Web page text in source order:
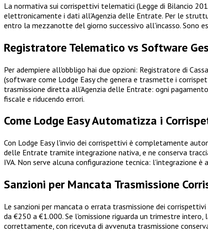
La normativa sui corrispettivi telematici (Legge di Bilancio
elettronicamente i dati all'Agenzia delle Entrate. Per le
entro la mezzanotte del giorno successivo all'incasso. Sono
Registratore Telematico vs Software
Per adempiere all'obbligo hai due opzioni: Registratore di
(software come Lodge Easy che genera e trasmette i
trasmissione diretta all'Agenzia delle Entrate: ogni
fiscale e riducendo errori.
Come Lodge Easy Automatizza i
Con Lodge Easy l'invio dei corrispettivi è completamente
delle Entrate tramite integrazione nativa, e ne conserva
IVA. Non serve alcuna configurazione tecnica: l'integrazione
Sanzioni per Mancata Trasmissione
Le sanzioni per mancata o errata trasmissione dei
da €250 a €1.000. Se l'omissione riguarda un trimestre
correttamente, con ricevuta di avvenuta trasmissione